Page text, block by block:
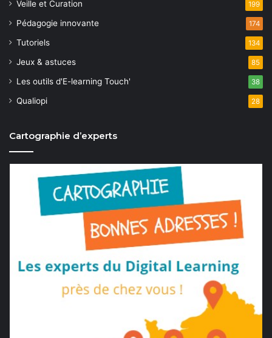
Veille et Curation 199
Pédagogie innovante 174
Tutoriels 134
Jeux & astuces 85
Les outils d'E-learning Touch' 38
Qualiopi 28
Cartographie d’experts